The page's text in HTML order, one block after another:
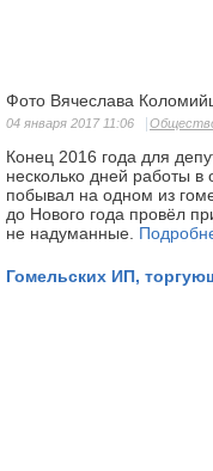
Фото Вячеслава
04 января 2017 11:06
Конец 2016 года для
несколько дней работы в
побывал на одном из
до Нового года провёл
не надуманные.
Гомельских ИП,